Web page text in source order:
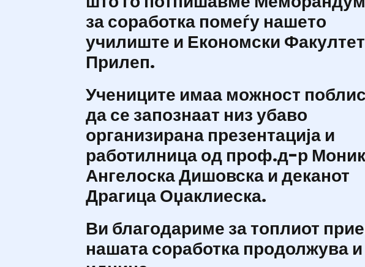
за соработка помеѓу нашето
училиште и Економски
Прилеп.
Учениците имаа можност
да се запознаат низ убаво
организирана презентација и
работилница од проф.д-р
Ангелоска Дишовска и деканот
Драгица Оџаклиеска.
Ви благодариме за топлиот
нашата соработка продолжува